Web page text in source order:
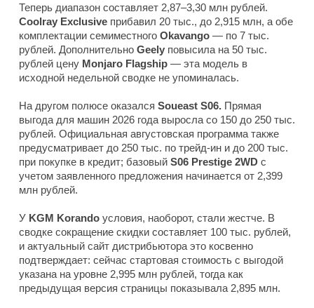
Теперь диапазон составляет 2,87–3,30 млн рублей.
Coolray Exclusive прибавил 20 тыс., до 2,915 млн, а обе
комплектации семиместного Okavango — по 7 тыс.
рублей. Дополнительно Geely повысила на 50 тыс.
рублей цену Monjaro Flagship — эта модель в
исходной недельной сводке не упоминалась.
На другом полюсе оказался Soueast S06. Прямая
выгода для машин 2026 года выросла со 150 до 250 тыс.
рублей. Официальная августовская программа также
предусматривает до 250 тыс. по трейд-ин и до 200 тыс.
при покупке в кредит; базовый S06 Prestige 2WD с
учетом заявленного предложения начинается от 2,399
млн рублей.
У KGM Korando условия, наоборот, стали жестче. В
сводке сокращение скидки составляет 100 тыс. рублей,
и актуальный сайт дистрибьютора это косвенно
подтверждает: сейчас стартовая стоимость с выгодой
указана на уровне 2,995 млн рублей, тогда как
предыдущая версия страницы показывала 2,895 млн.